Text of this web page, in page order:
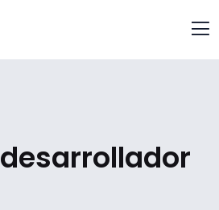
desarrollador